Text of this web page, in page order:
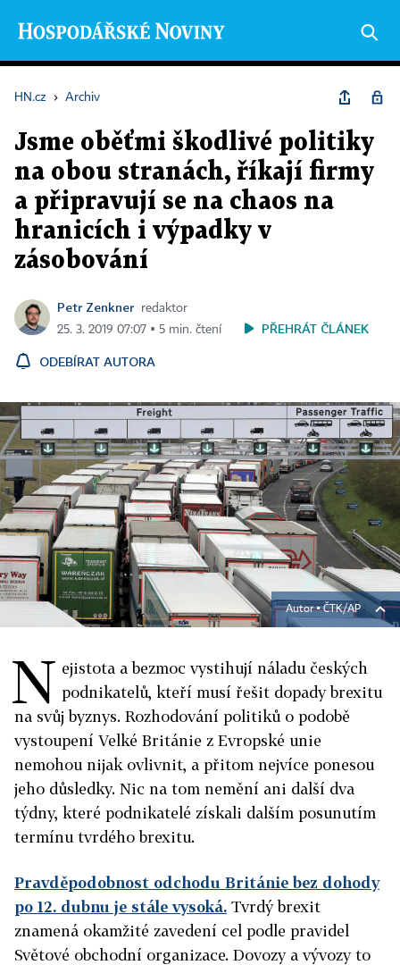
HN.cz › Archiv
Jsme oběťmi škodlivé politiky
na obou stranách, říkají firmy
a připravují se na chaos na
hranicích i výpadky v
zásobování
Petr Zenkner
redaktor
25. 3. 2019 07:07 ▪ 5 min. čtení
PŘEHRÁT ČLÁNEK
ODEBÍRAT AUTORA
Autor ▪ČTK/AP
N ejistota a bezmoc vystihují náladu českých
podnikatelů, kteří musí řešit dopady brexitu
na svůj byznys. Rozhodování politiků o podobě
vystoupení Velké Británie z Evropské unie
nemohou nijak ovlivnit, a přitom nejvíce ponesou
jeho důsledky. Nic na tom nemění ani další dva
týdny, které podnikatelé získali dalším posunutím
termínu tvrdého brexitu.
Pravděpodobnost odchodu Británie bez dohody
po 12. dubnu je stále vysoká. Tvrdý brexit
znamená okamžité zavedení cel podle pravidel
Světové obchodní organizace. Dovozy a vývozy to